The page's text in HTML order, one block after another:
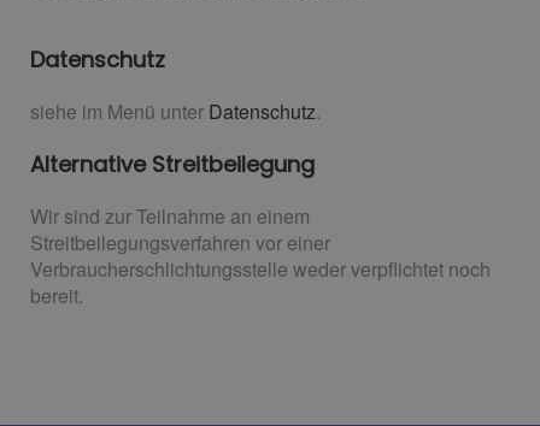
Datenschutz
siehe im Menü unter Datenschutz.
Alternative Streitbeilegung
Wir sind zur Teilnahme an einem
Streitbeilegungsverfahren vor einer
Verbraucherschlichtungsstelle weder verpflichtet noch
bereit.